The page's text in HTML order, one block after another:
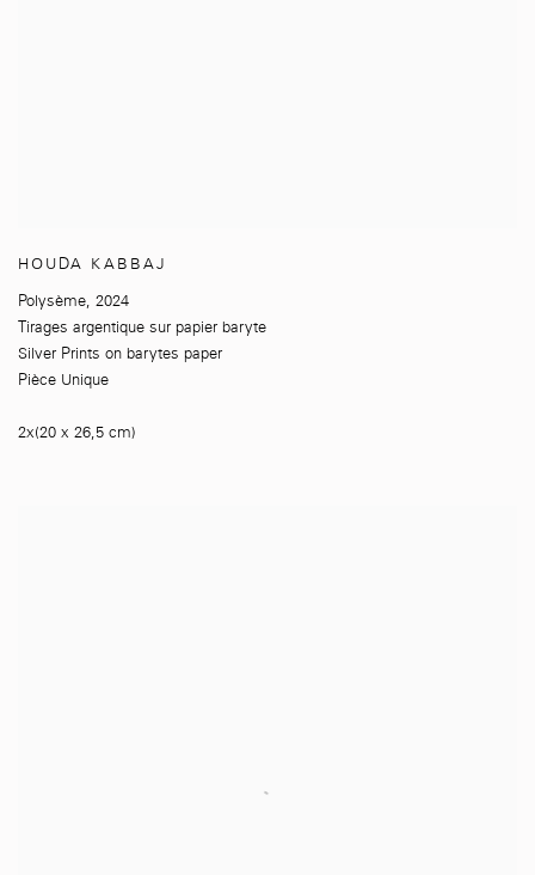
HOUDA KABBAJ
Polysème, 2024
Tirages argentique sur papier baryte
Silver Prints on barytes paper
Pièce Unique
2x(20 x 26,5 cm)